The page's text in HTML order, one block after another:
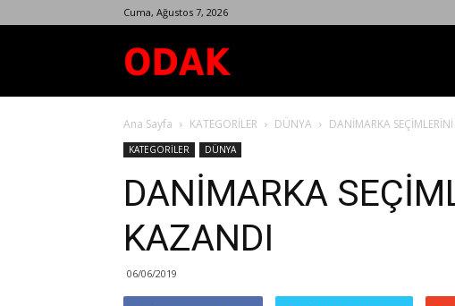
Cuma, Ağustos 7, 2026
Dergisi
Ana Sayfa KATEGORİLER DÜNYA DANİMARKA
KATEGORİLER DÜNYA
DANİMARKA
KAZANDI
06/06/2019